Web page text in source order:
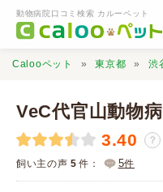
動物病院口コミ検索 カルーペット
動物病院検索
Calooペット 東京都 渋
VeC代官山動物
3.40 ？
飼い主の声 5 件： 5件